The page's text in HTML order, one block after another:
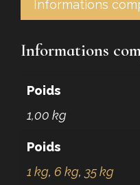
cire
Informations
Informations
Poids
1,00 kg
Poids
1 kg, 6 kg, 35 kg